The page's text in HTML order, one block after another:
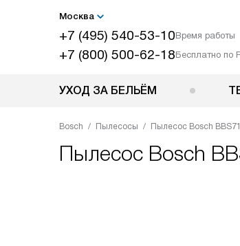
Москва
+7 (495) 540-53-10Время работы
+7 (800) 500-62-18Бесплатно по
УХОД ЗА БЕЛЬЁМ
Bosch Пылесосы Пылесос Bosch
Пылесос Bosch